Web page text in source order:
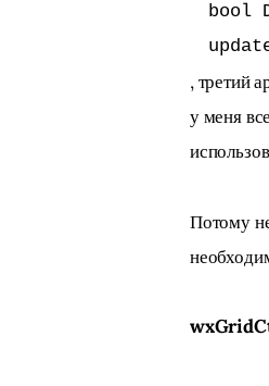
bool
, третий
у меня
Потому